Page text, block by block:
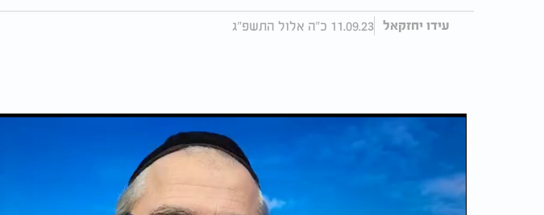
עידו יחזקאל 11.09.23 כ"ה אלול התשפ"ג